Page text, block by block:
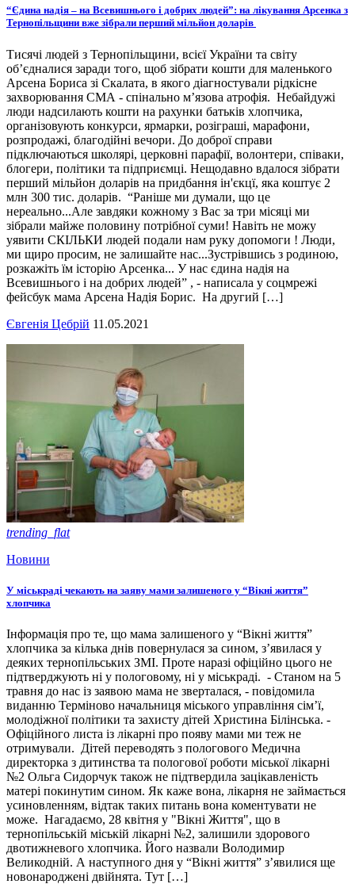
“Єдина надія – на Всевишнього і добрих людей”: на лікування Арсенка з
Тернопільщини вже зібрали перший мільйон доларів
Тисячі людей з Тернопільщини, всієї України та світу
об’єдналися заради того, щоб зібрати кошти для маленького
Арсена Бориса зі Скалата, в якого діагностували рідкісне
захворювання СМА - спінально м’язова атрофія. Небайдужі
люди надсилають кошти на рахунки батьків хлопчика,
організовують конкурси, ярмарки, розіграші, марафони,
розпродажі, благодійні вечори. До доброї справи
підключаються школярі, церковні парафії, волонтери, співаки,
блогери, політики та підприємці. Нещодавно вдалося зібрати
перший мільйон доларів на придбання ін'єкцї, яка коштує 2
млн 300 тис. доларів. “Раніше ми думали, що це
нереально...Але завдяки кожному з Вас за три місяці ми
зібрали майже половину потрібної суми! Навіть не можу
уявити СКІЛЬКИ людей подали нам руку допомоги ! Люди,
ми щиро просим, не залишайте нас...Зустрівшись з родиною,
розкажіть їм історію Арсенка... У нас єдина надія на
Всевишнього і на добрих людей” , - написала у соцмрежі
фейсбук мама Арсена Надія Борис. На другий […]
Євгенія Цебрій 11.05.2021
trending_flat
Новини
У міськраді чекають на заяву мами залишеного у “Вікні життя”
хлопчика
Інформація про те, що мама залишеного у “Вікні життя”
хлопчика за кілька днів повернулася за сином, з’явилася у
деяких тернопільських ЗМІ. Проте наразі офіційно цього не
підтверджують ні у пологовому, ні у міськраді. - Станом на 5
травня до нас із заявою мама не зверталася, - повідомила
виданню Терміново начальниця міського управління сім’ї,
молодіжної політики та захисту дітей Христина Білінська. -
Офіційного листа із лікарні про появу мами ми теж не
отримували. Дітей переводять з пологового Медична
директорка з дитинства та пологової роботи міської лікарні
№2 Ольга Сидорчук також не підтвердила зацікавленість
матері покинутим сином. Як каже вона, лікарня не займається
усиновленням, відтак таких питань вона коментувати не
може. Нагадаємо, 28 квітня у "Вікні Життя", що в
тернопільській міській лікарні №2, залишили здорового
двотижневого хлопчика. Його назвали Володимир
Великодній. А наступного дня у “Вікні життя” з’явилися ще
новонароджені двійнята. Тут […]